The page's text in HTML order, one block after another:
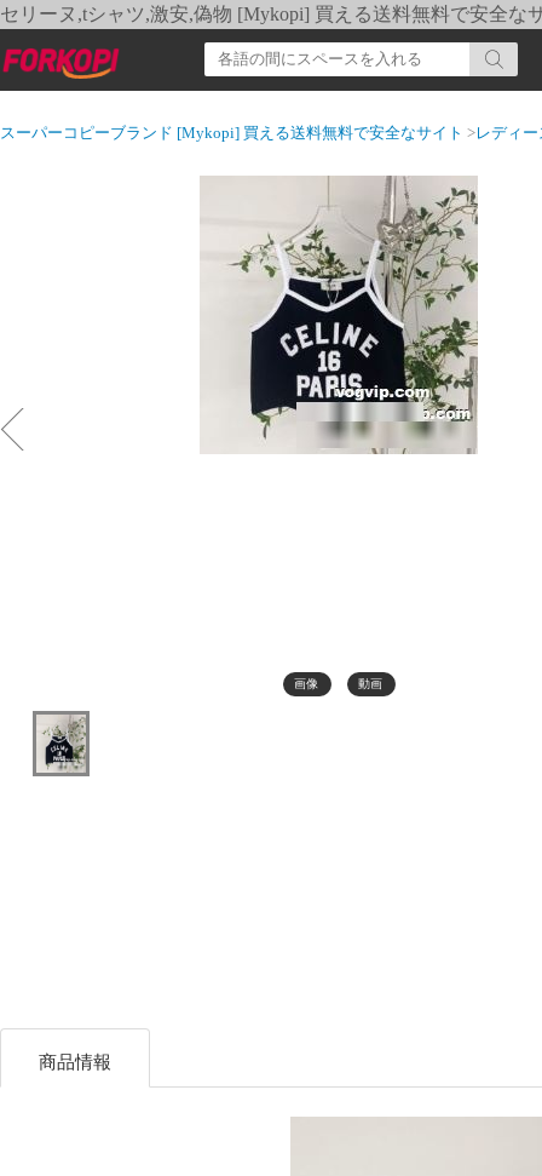
セリーヌ,tシャツ,激安,偽物 [Mykopi] 買える送料無料で安全な
スーパーコピーブランド [Mykopi] 買える送料無料で安全なサイト >レディ
画像 動画
商品情報